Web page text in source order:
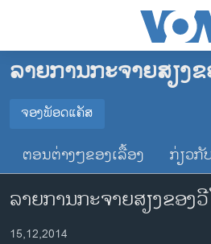
ເຂົ້າ
ຂ້າມ
ໄປ
ຊອກ
ຄົ້ນ
ໂຮມເພຈ
ລາວ
ອາເມຣິກາ
ການເລືອກຕັ້ງ ປະທານາທີບໍດີ ສະຫະລັດ
ຂ່າວ​ຈີນ
ໂລກ
ລາຍການກະຈາຍສຽງ
ຈອງພັອດແຄັສ
ຈອງພັອດແຄັສ
ຕອນຕ່າງໆຂອງເລື້ອງ ກ່ຽວກັ
ລາຍການກະຈາຍສຽງຂອງ
15,12,2014